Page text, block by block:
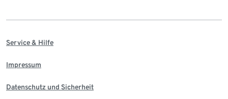
Service & Hilfe
Impressum
Datenschutz und Sicherheit